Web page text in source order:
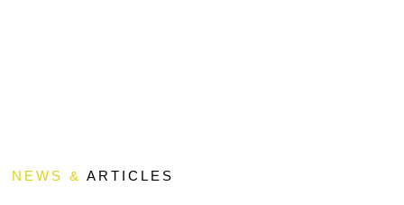
NEWS & ARTICLES